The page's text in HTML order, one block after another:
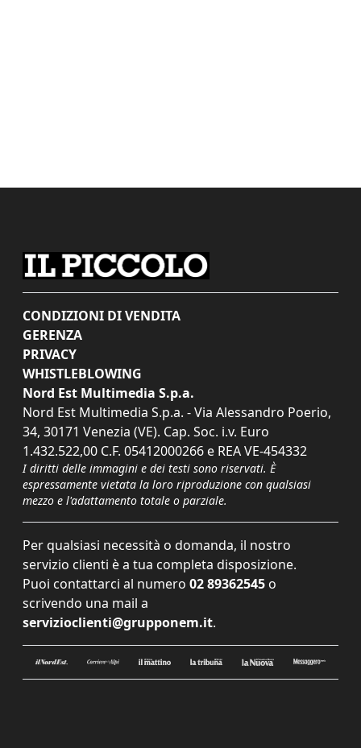
CONDIZIONI DI VENDITA
GERENZA
PRIVACY
WHISTLEBLOWING
Nord Est Multimedia S.p.a.
Nord Est Multimedia S.p.a. - Via Alessandro Poerio,
34, 30171 Venezia (VE). Cap. Soc. i.v. Euro
1.432.522,00 C.F. 05412000266 e REA VE-454332
I diritti delle immagini e dei testi sono riservati. È
espressamente vietata la loro riproduzione con qualsiasi
mezzo e l'adattamento totale o parziale.
Per qualsiasi necessità o domanda, il nostro
servizio clienti è a tua completa disposizione.
Puoi contattarci al numero 02 89362545 o
scrivendo una mail a
servizioclienti@grupponem.it.